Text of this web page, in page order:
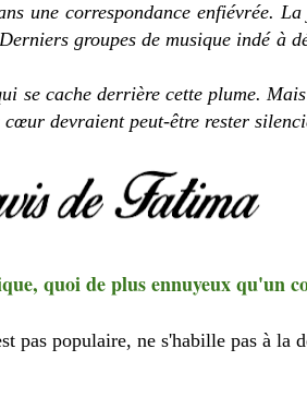
une correspondance enfiévrée.
groupes de musique indé à
se cache derrière cette plume.
devraient peut-être rester
quoi de plus ennuyeux qu'un
pas populaire, ne s'habille pas à la